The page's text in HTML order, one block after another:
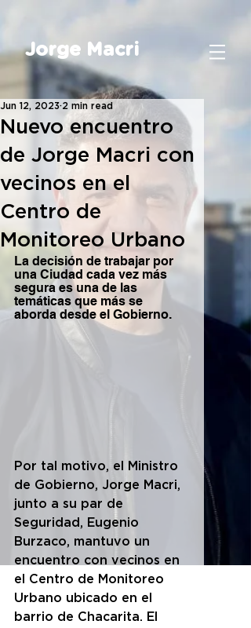
Jorge Macri
Nuevo encuentro
de Jorge Macri con
vecinos en el
Centro de
Monitoreo Urbano
Jun 12, 2023 2 min read
La decisión de trabajar por
una Ciudad cada vez más
segura es una de las
temáticas que más se
aborda desde el Gobierno.
Por tal motivo, el Ministro
de Gobierno, Jorge Macri,
junto a su par de
Seguridad, Eugenio
Burzaco, mantuvo un
encuentro con vecinos en
el Centro de Monitoreo
Urbano ubicado en el
barrio de Chacarita. El